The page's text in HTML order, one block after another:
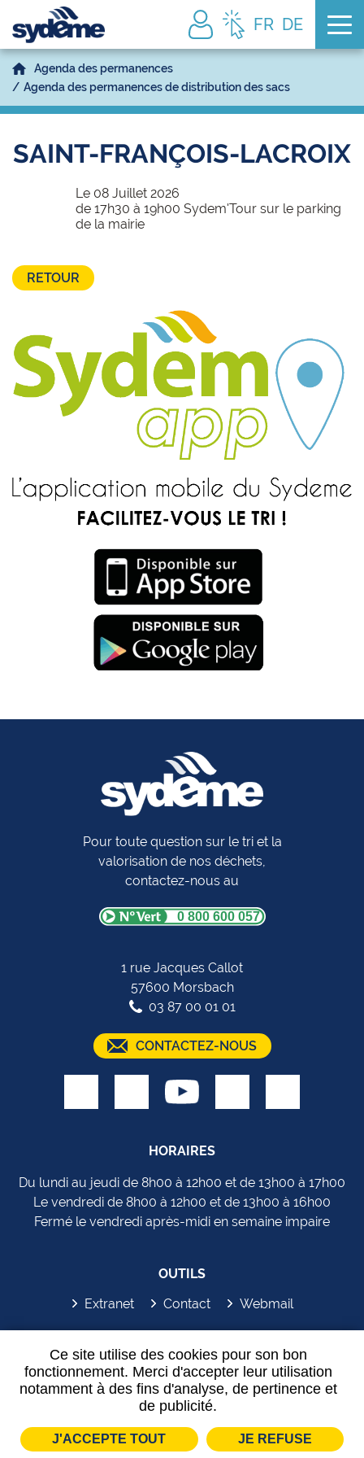
Ce site utilise des cookies pour son bon
fonctionnement. Merci d'accepter leur utilisation
notamment à des fins d'analyse, de pertinence et
de publicité.
J'ACCEPTE TOUT JE REFUSE
FR DE
Agenda des permanences
Agenda des permanences de distribution des sacs
SAINT-FRANÇOIS-LACROIX
Le 08 Juillet 2026
de 17h30 à 19h00 Sydem'Tour sur le parking
de la mairie
RETOUR
Pour toute question sur le tri et la
valorisation de nos déchets,
contactez-nous au
0 800 600 057
1 rue Jacques Callot
57600 Morsbach
03 87 00 01 01
CONTACTEZ-NOUS
HORAIRES
Du lundi au jeudi de 8h00 à 12h00 et de 13h00 à 17h00
Le vendredi de 8h00 à 12h00 et de 13h00 à 16h00
Fermé le vendredi après-midi en semaine impaire
OUTILS
Extranet
Contact Webmail
SYDEM'APP
Plan de site Mentions légales Partenaires